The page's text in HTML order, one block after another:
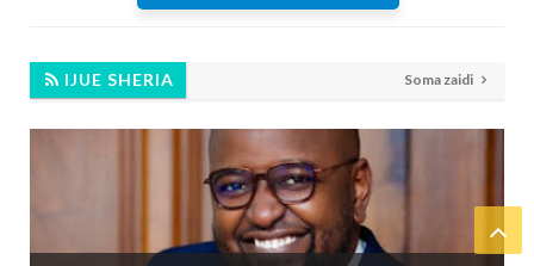
IJUE SHERIA Soma zaidi